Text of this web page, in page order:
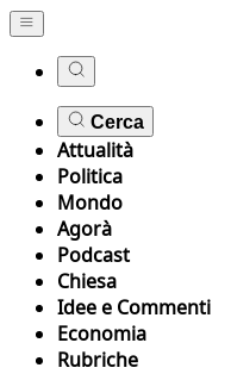
Cerca
Attualità
Politica
Mondo
Agorà
Podcast
Chiesa
Idee e Commenti
Economia
Rubriche